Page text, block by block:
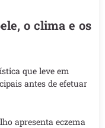
o clima e os
que leve em
antes de efetuar
apresenta eczema